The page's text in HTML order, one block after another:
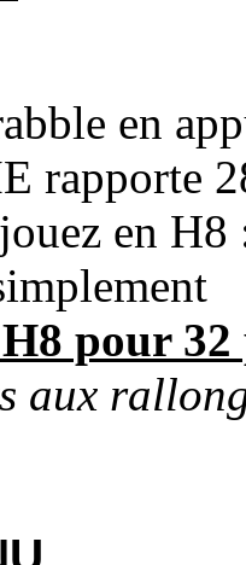
en
rapporte
en
pour 32
aux